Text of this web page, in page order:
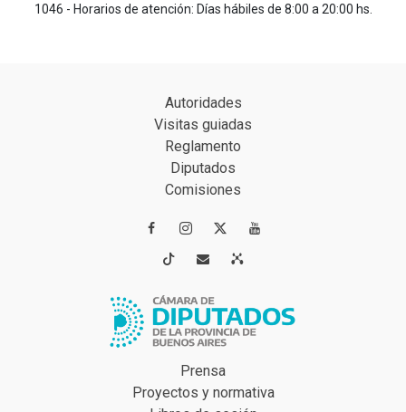
1046 - Horarios de atención: Días hábiles de 8:00 a 20:00 hs.
Autoridades
Visitas guiadas
Reglamento
Diputados
Comisiones
 
 
Prensa
Proyectos y normativa